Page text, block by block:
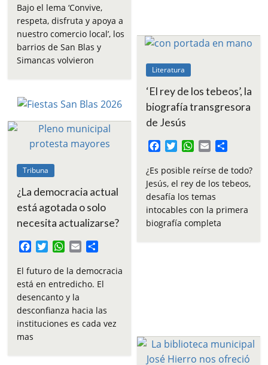
c
e
b
o
k
i
t
t
e
a
t
s
A
p
p
a
i
l
m
p
a
r
t
Bajo el lema ‘Convive,
respeta, disfruta y apoya a
nuestro comercio local’, los
barrios de San Blas y
Simancas volvieron
Tribuna
¿La democracia actual
está agotada o solo
necesita actualizarse?
c
e
b
o
o
k
i
t
t
e
r
W
a
t
s
A
p
a
i
m
p
r
i
El futuro de la democracia
está en entredicho. El
desencanto y la
desconfianza hacia las
instituciones es cada vez
mas
Literatura
‘El rey de los tebeos’, la
biografía transgresora
de Jesús
c
e
b
o
k
i
t
t
e
W
a
t
s
A
p
a
i
l
m
p
r
¿Es posible reírse de todo?
Jesús, el rey de los tebeos,
desafía los temas
intocables con la primera
biografía completa